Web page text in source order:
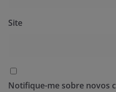
Site
Notifique-me sobre novos